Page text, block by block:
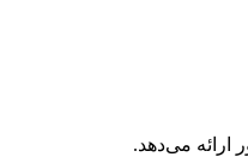
ارائه می‌دهد.